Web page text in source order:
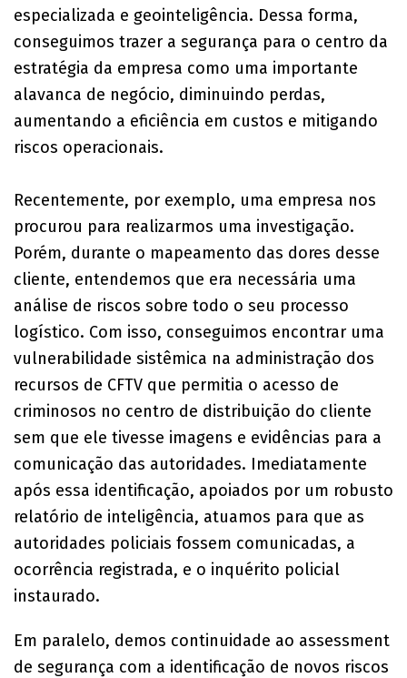
especializada e geointeligência. Dessa forma,
conseguimos trazer a segurança para o centro da
estratégia da empresa como uma importante
alavanca de negócio, diminuindo perdas,
aumentando a eficiência em custos e mitigando
riscos operacionais.
Recentemente, por exemplo, uma empresa nos
procurou para realizarmos uma investigação.
Porém, durante o mapeamento das dores desse
cliente, entendemos que era necessária uma
análise de riscos sobre todo o seu processo
logístico. Com isso, conseguimos encontrar uma
vulnerabilidade sistêmica na administração dos
recursos de CFTV que permitia o acesso de
criminosos no centro de distribuição do cliente
sem que ele tivesse imagens e evidências para a
comunicação das autoridades. Imediatamente
após essa identificação, apoiados por um robusto
relatório de inteligência, atuamos para que as
autoridades policiais fossem comunicadas, a
ocorrência registrada, e o inquérito policial
instaurado.
Em paralelo, demos continuidade ao assessment
de segurança com a identificação de novos riscos